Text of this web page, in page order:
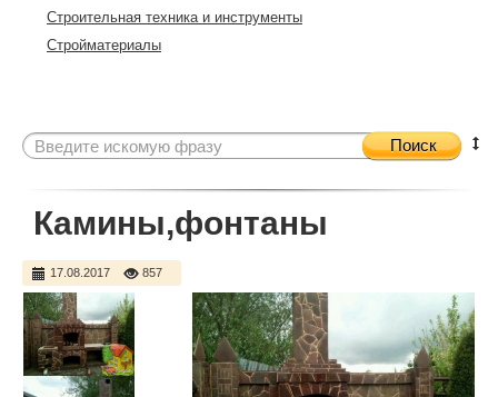
Строительная техника и инструменты
Стройматериалы
Поиск
Камины,фонтаны
17.08.2017 857